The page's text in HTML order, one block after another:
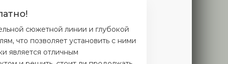
сюжетной линии и глубокой
что позволяет установить с ними
является отличным